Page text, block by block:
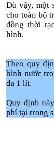
Dù vậy, một
cho toàn bộ
đồng thời
hình.
Theo quy
bình nước
đa 1 lít.
Quy định
phí tại trong